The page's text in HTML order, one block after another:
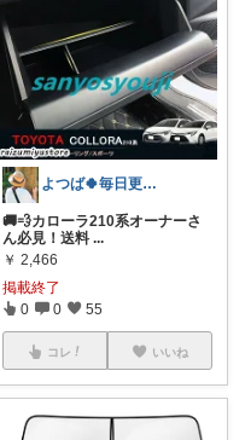
よつば🍀毎日更新♪
🚚💨カローラ210系オーナーさ
ん必見！送料 ...
￥ 2,466
掲載終了
0 0 55
コレ いいね